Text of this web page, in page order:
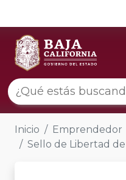
Inicio
Emprendedor
Sello de Libertad